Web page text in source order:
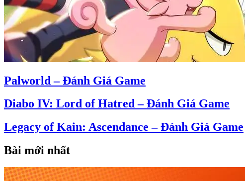
Palworld – Đánh Giá Game
Diabo IV: Lord of Hatred – Đánh Giá Game
Legacy of Kain: Ascendance – Đánh Giá Game
Bài mới nhất